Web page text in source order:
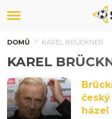
DOMŮ KAREL BRÜCKNER
KAREL
házel